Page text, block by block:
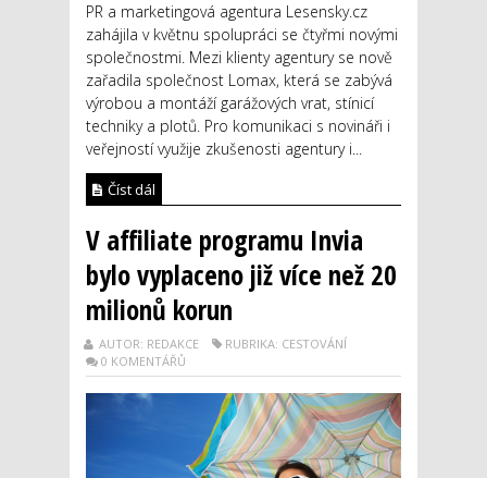
PR a marketingová agentura Lesensky.cz
zahájila v květnu spolupráci se čtyřmi novými
společnostmi. Mezi klienty agentury se nově
zařadila společnost Lomax, která se zabývá
výrobou a montáží garážových vrat, stínicí
techniky a plotů. Pro komunikaci s novináři i
veřejností využije zkušenosti agentury i...
Číst dál
V affiliate programu Invia
bylo vyplaceno již více než 20
milionů korun
AUTOR: REDAKCE
RUBRIKA: CESTOVÁNÍ
0 KOMENTÁŘŮ